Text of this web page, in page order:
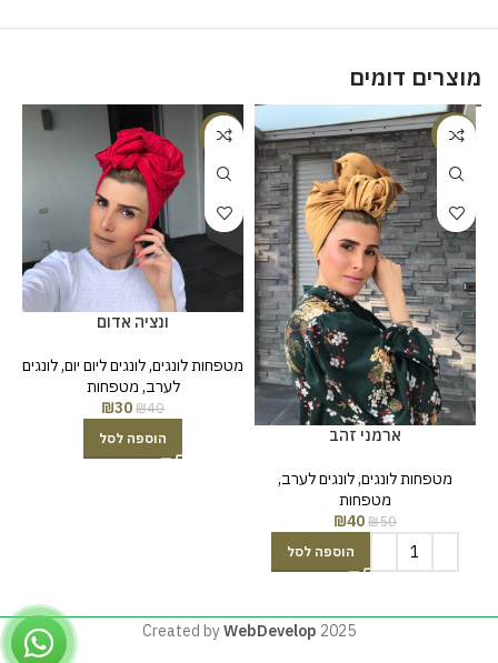
מוצרים דומים
-20%
ארמני זהב
מטפחות לונגים,לונגים לערב,
מטפחות
₪50
₪40
הוספה לסל
-25%
ונציה אדום
מטפחות לונגים,לונגים ליום יום,לונגים
לערב, מטפחות
₪40
₪30
הוספה לסל
Created byWebDevelop 2025